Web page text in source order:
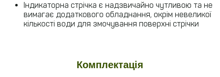
Індикаторна стрічка є надзвичайно чутливою та не
вимагає додаткового обладнання, окрім невеликої
кількості води для змочування поверхні стрічки
Комплектація